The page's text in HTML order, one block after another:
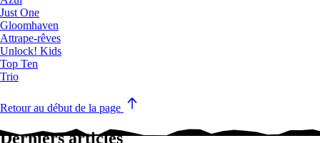
Just One
Gloomhaven
Attrape-rêves
Unlock! Kids
Top Ten
Trio
Retour au début de la page
Derniers articles